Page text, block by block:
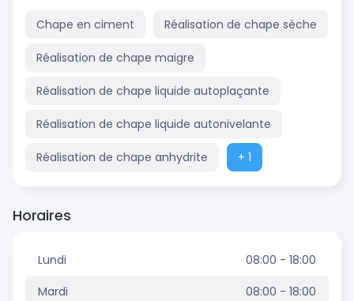
Chape en ciment Réalisation de chape sèche
Réalisation de chape maigre
Réalisation de chape liquide autoplaçante
Réalisation de chape liquide autonivelante
Réalisation de chape anhydrite + 1
Horaires
Lundi
08:00 - 18:00
Mardi
08:00 - 18:00